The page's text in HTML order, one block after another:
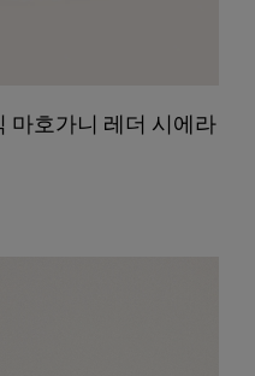
마호가니 레더 시에라